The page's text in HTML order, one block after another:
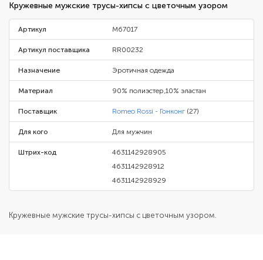
Кружевные мужские трусы-хипсы с цветочным узором
Артикул M67017
Артикул поставщика RR00232
Назначение Эротичная одежда
Материал 90% полиэстер,10% эластан
Поставщик Romeo Rossi - Гонконг (27)
Для кого Для мужчин
Штрих-код
4631142928905
4631142928912
4631142928929
Кружевные мужские трусы-хипсы с цветочным узором.